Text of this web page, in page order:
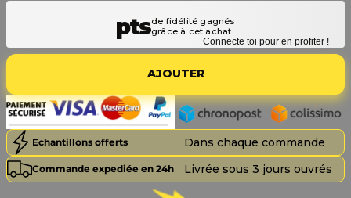
Connecte toi pour en profiter !
AJOUTER
Echantillons offerts Dans chaque commande
Commande expediée en 24h Livrée sous 3 jours ouvrés